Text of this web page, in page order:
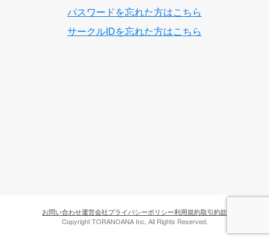
パスワードを忘れた方はこちら
サークルIDを忘れた方はこちら
お問い合わせ運営会社プライバシーポリシー利用規約取引約款
Copyright TORANOANA Inc, All Rights Reserved.